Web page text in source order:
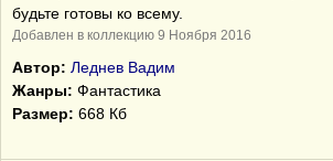
будьте готовы ко всему.
Добавлен в коллекцию 9 Ноября 2016
Автор: Леднев Вадим
Жанры: Фантастика
Размер: 668 Кб